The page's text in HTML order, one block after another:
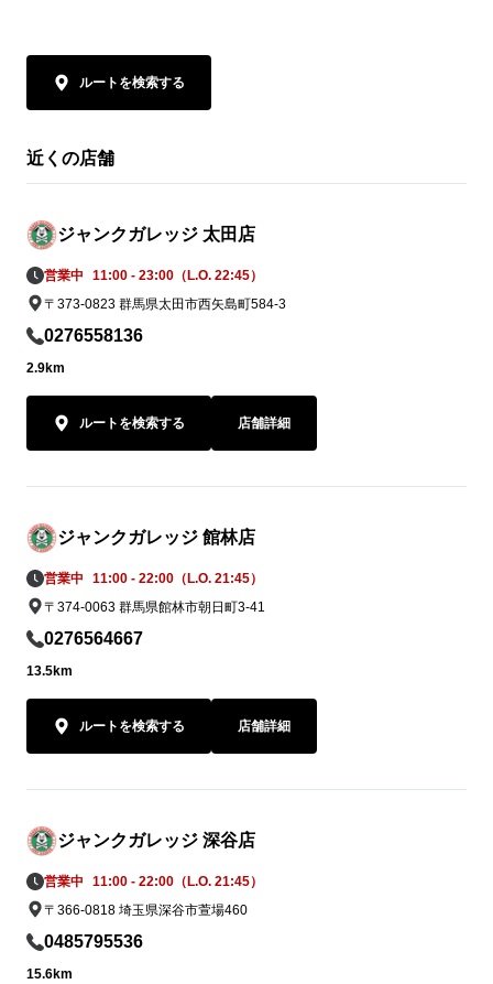
ルートを検索する
近くの店舗
ジャンクガレッジ 太田店
営業中
11:00 - 23:00（L.O. 22:45）
〒373-0823 群馬県太田市西矢島町584-3
0276558136
2.9km
ルートを検索する 店舗詳細
ジャンクガレッジ 館林店
営業中
11:00 - 22:00（L.O. 21:45）
〒374-0063 群馬県館林市朝日町3-41
0276564667
13.5km
ルートを検索する 店舗詳細
ジャンクガレッジ 深谷店
営業中
11:00 - 22:00（L.O. 21:45）
〒366-0818 埼玉県深谷市萱場460
0485795536
15.6km